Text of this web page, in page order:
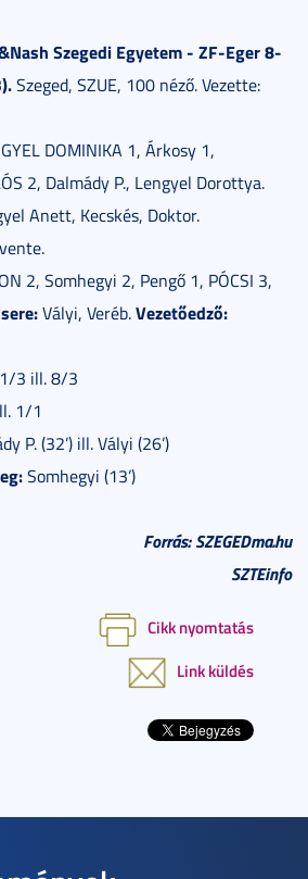
Szegedi Egyetem - ZF-Eger 8-
Szeged, SZUE, 100 néző. Vezette:
DOMINIKA 1, Árkosy 1,
2, Dalmády P., Lengyel Dorottya.
Anett, Kecskés, Doktor.
2, Somhegyi 2, Pengő 1, PÓCSI 3,
Vályi, Veréb.Vezetőedző:
3 ill. 8/3
1/1
P. (32’) ill. Vályi (26’)
Somhegyi (13’)
Forrás: SZEGEDma.hu
SZTEinfo
Cikk nyomtatás
Link küldés